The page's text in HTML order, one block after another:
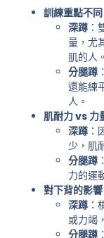
訓練重點不同
深蹲：
量，尤
肌的人。
分腿蹲
還能練
人。
肌耐力 vs 力
深蹲：
少，肌
分腿蹲
力的運
對下背的影響
深蹲：
或力竭
分腿蹲